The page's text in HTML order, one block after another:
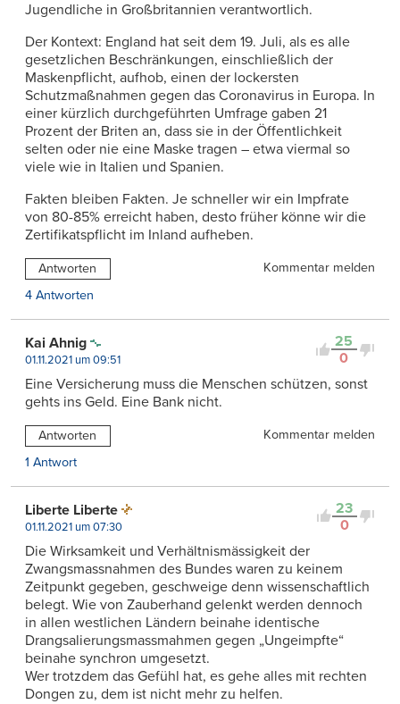
Jugendliche in Großbritannien verantwortlich.
Der Kontext: England hat seit dem 19. Juli, als es alle
gesetzlichen Beschränkungen, einschließlich der
Maskenpflicht, aufhob, einen der lockersten
Schutzmaßnahmen gegen das Coronavirus in Europa. In
einer kürzlich durchgeführten Umfrage gaben 21
Prozent der Briten an, dass sie in der Öffentlichkeit
selten oder nie eine Maske tragen – etwa viermal so
viele wie in Italien und Spanien.
Fakten bleiben Fakten. Je schneller wir ein Impfrate
von 80-85% erreicht haben, desto früher könne wir die
Zertifikatspflicht im Inland aufheben.
Antworten
Kommentar melden
4 Antworten
25
0
Kai Ahnig
01.11.2021 um 09:51
Eine Versicherung muss die Menschen schützen, sonst
gehts ins Geld. Eine Bank nicht.
Antworten
Kommentar melden
1 Antwort
23
0
Liberte Liberte
01.11.2021 um 07:30
Die Wirksamkeit und Verhältnismässigkeit der
Zwangsmassnahmen des Bundes waren zu keinem
Zeitpunkt gegeben, geschweige denn wissenschaftlich
belegt. Wie von Zauberhand gelenkt werden dennoch
in allen westlichen Ländern beinahe identische
Drangsalierungsmassmahmen gegen „Ungeimpfte“
beinahe synchron umgesetzt.
Wer trotzdem das Gefühl hat, es gehe alles mit rechten
Dongen zu, dem ist nicht mehr zu helfen.